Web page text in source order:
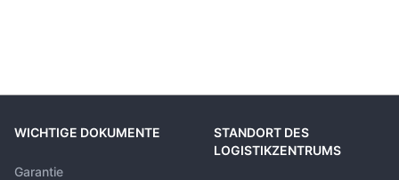
WICHTIGE DOKUMENTE
Garantie
STANDORT DES
LOGISTIKZENTRUMS